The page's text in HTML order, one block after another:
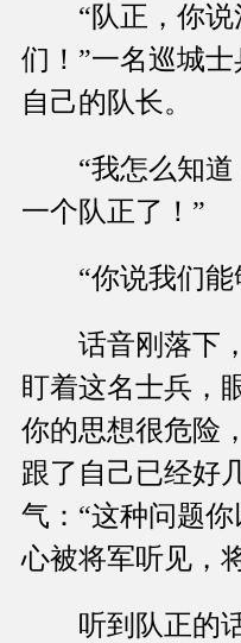
“队正，你说
们！”一名巡城
自己的队长。
“我怎么知道
一个队正了！”
“你说我们能
话音刚落下，
盯着这名士兵，
你的思想很危险
跟了自己已经好
气：“这种问题
心被将军听见，
听到队正的话